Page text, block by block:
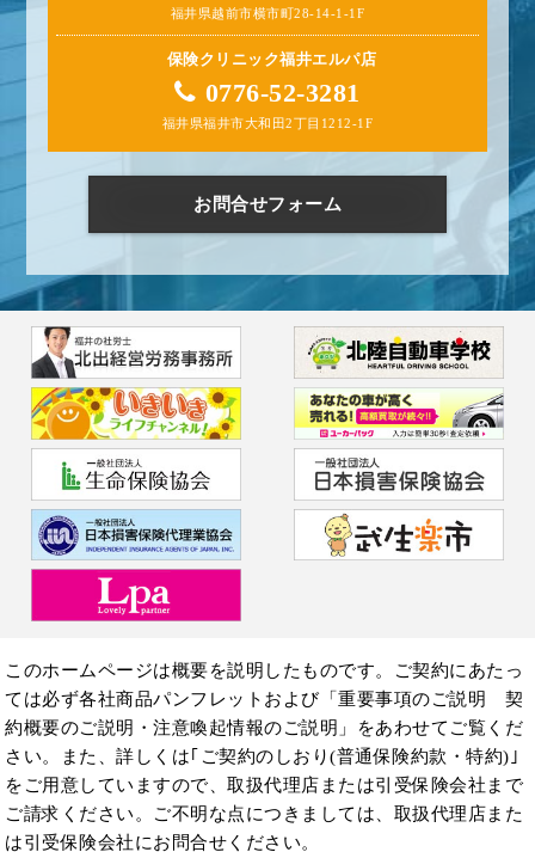
福井県越前市横市町28-14-1-1F
保険クリニック福井エルパ店
0776-52-3281
福井県福井市大和田2丁目1212-1F
お問合せフォーム
このホームページは概要を説明したものです。ご契約にあたっ
ては必ず各社商品パンフレットおよび「重要事項のご説明 契
約概要のご説明・注意喚起情報のご説明」をあわせてご覧くだ
さい。また、詳しくは｢ご契約のしおり(普通保険約款・特約)｣
をご用意していますので、取扱代理店または引受保険会社まで
ご請求ください。ご不明な点につきましては、取扱代理店また
は引受保険会社にお問合せください。